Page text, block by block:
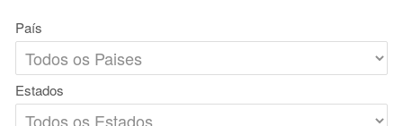
País
Estados